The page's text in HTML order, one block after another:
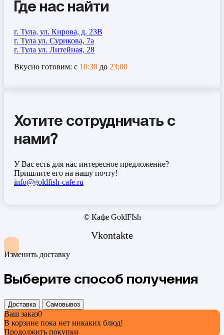
Где нас найти
г. Тула, ул. Кирова, д. 23В
г. Тула ул. Сурикова, 7а
г. Тула ул. Литейная, 28
Вкусно готовим: с 10:30 до 23:00
Хотите сотрудничать с
нами?
У Вас есть для нас интересное предложение?
Пришлите его на нашу почту!
info@goldfish-cafe.ru
© Кафе GoldFIsh
Vkontakte
Изменить доставку
Выберите способ получения
Доставка Самовывоз
Ваш заказ0
В корзине пока нет никаких блюд!
Продолжить покупки